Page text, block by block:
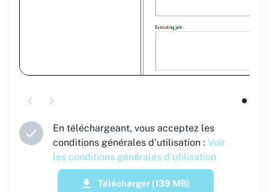
En téléchargeant, vous acceptez les
conditions générales d'utilisation : Voir
les conditions générales d'utilisation
Télécharger (139 MB)